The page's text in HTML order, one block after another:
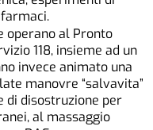
operano al Pronto
118, insieme ad un
invece animato una
manovre “salvavita”
di disostruzione per
al massaggio